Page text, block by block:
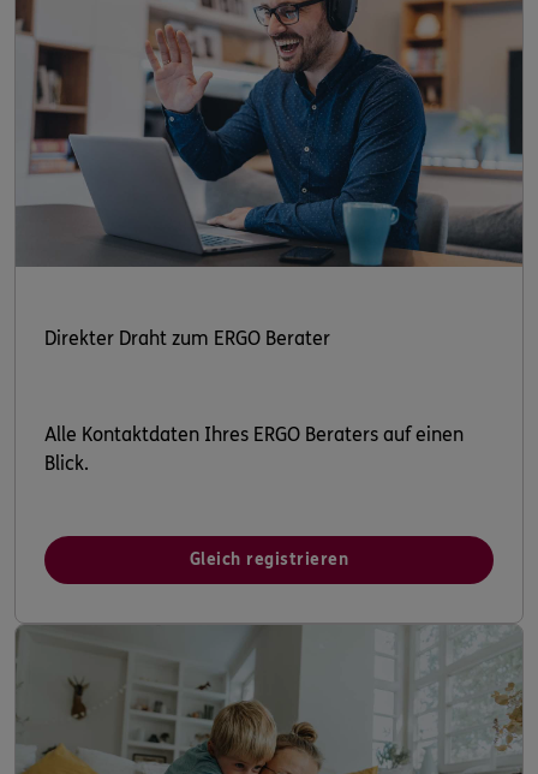
Direkter Draht zum ERGO Berater
Alle Kontaktdaten Ihres ERGO Beraters auf einen
Blick.
Gleich registrieren